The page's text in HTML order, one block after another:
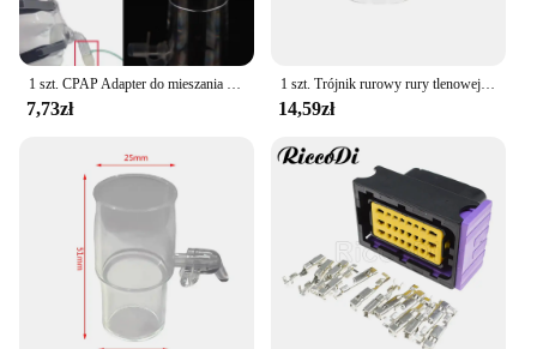
purpose is to enhance the delivery of oxygen,
making it an essential personal health care
accessory.
**Versatile and Convenient**
Whether you're a healthcare professional or a
patient, the łącznik tlenu cpap is designed to cater
to your needs. Its versatile nature makes it suitable
for various scenarios, from home use to travel,
ensuring that you can maintain your CPAP therapy
routine no matter where you are. The set includes all
the necessary components, making it a complete
solution for your CPAP oxygen needs. The compact
size and lightweight design make it easy to carry,
1 szt. CPAP Adapter do mieszania tlenu CPAP Adapter złącza do wzbogacania tlenu
7,73zł
1 szt. Trójnik rurowy rury tlenowej maski CPAP i złącze generatora tlenu
14,59zł